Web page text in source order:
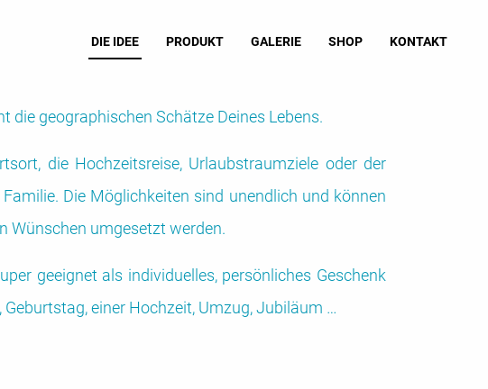
DIE IDEE PRODUKT GALERIE SHOP KONTAKT
die geographischen Schätze Deines Lebens.
die Hochzeitsreise, Urlaubstraumziele oder der
Die Möglichkeiten sind unendlich und können
Wünschen umgesetzt werden.
geeignet als individuelles, persönliches Geschenk
Geburtstag, einer Hochzeit, Umzug, Jubiläum …